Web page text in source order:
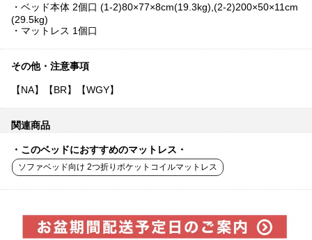
・ベッド本体 2個口 (1-2)80×77×8cm(19.3kg),(2-2)200×50×11cm
(29.5kg)
・マットレス 1個口
その他・注意事項
【NA】【BR】【WGY】
関連商品
・このベッドにおすすめのマットレス・
ソファベッド向け 2つ折りポケットコイルマットレス